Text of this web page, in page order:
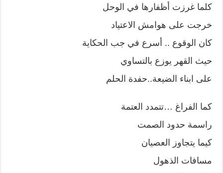
كلما غرزت أظفارها في الوحل
خرجت على هوامش الاعتياد
كان الوقوع .. أسرع في جب الحكاية
حيث القهر يوزع بالتساوي
على ابناء الضيعة..حفدة الحلم
كما الفراغ …تتمدد العتمة
راسمة حدود الصمت
كيما يتجاوز العصيان
مسافات الذهول